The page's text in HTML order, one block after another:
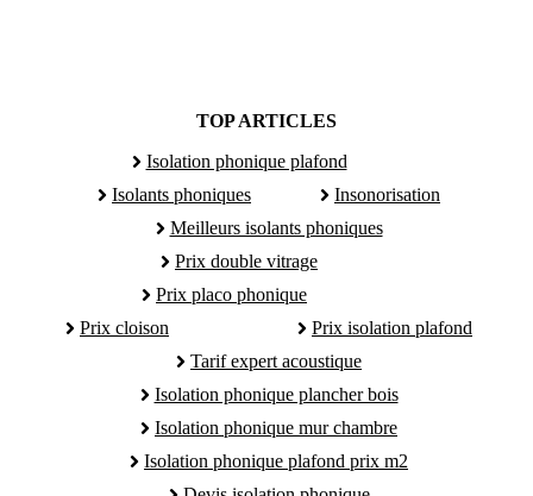
TOP ARTICLES
Isolation phonique plafond
Isolants phoniques
Insonorisation
Meilleurs isolants phoniques
Prix double vitrage
Prix placo phonique
Prix cloison
Prix isolation plafond
Tarif expert acoustique
Isolation phonique plancher bois
Isolation phonique mur chambre
Isolation phonique plafond prix m2